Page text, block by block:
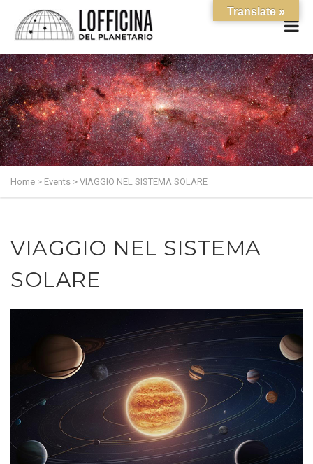
Home > Events > VIAGGIO NEL SISTEMA SOLARE
VIAGGIO NEL SISTEMA
SOLARE
Translate »